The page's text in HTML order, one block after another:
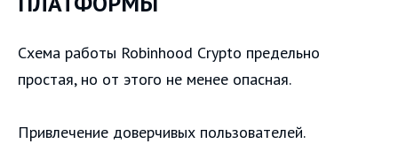
Схема работы Robinhood Crypto предельно
простая, но от этого не менее опасная.
Привлечение доверчивых пользователей.